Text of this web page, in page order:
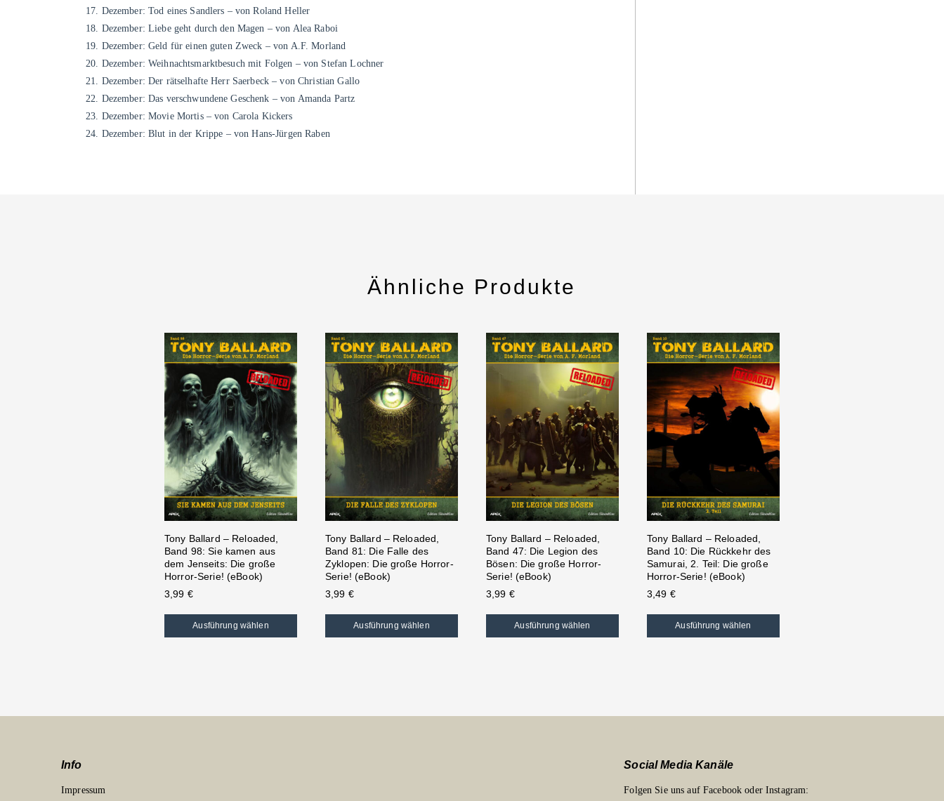
17. Dezember: Tod eines Sandlers – von Roland Heller
18. Dezember: Liebe geht durch den Magen – von Alea Raboi
19. Dezember: Geld für einen guten Zweck – von A.F. Morland
20. Dezember: Weihnachtsmarktbesuch mit Folgen – von Stefan Lochner
21. Dezember: Der rätselhafte Herr Saerbeck – von Christian Gallo
22. Dezember: Das verschwundene Geschenk – von Amanda Partz
23. Dezember: Movie Mortis – von Carola Kickers
24. Dezember: Blut in der Krippe – von Hans-Jürgen Raben
Ähnliche Produkte
Tony Ballard – Reloaded,
Band 98: Sie kamen aus
dem Jenseits: Die große
Horror-Serie! (eBook)
3,99 €
Ausführung wählen
Tony Ballard – Reloaded,
Band 81: Die Falle des
Zyklopen: Die große Horror-
Serie! (eBook)
3,99 €
Ausführung wählen
Tony Ballard – Reloaded,
Band 47: Die Legion des
Bösen: Die große Horror-
Serie! (eBook)
3,99 €
Ausführung wählen
Tony Ballard – Reloaded,
Band 10: Die Rückkehr des
Samurai, 2. Teil: Die große
Horror-Serie! (eBook)
3,49 €
Ausführung wählen
Info
Impressum
Social Media Kanäle
Folgen Sie uns auf Facebook oder Instagram: